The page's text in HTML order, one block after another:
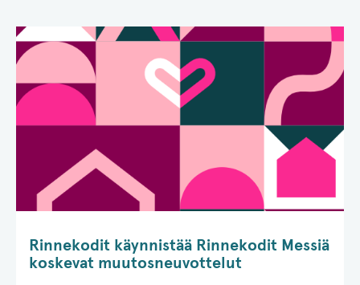
Rinnekodit käynnistää Rinnekodit Messiä
koskevat muutosneuvottelut